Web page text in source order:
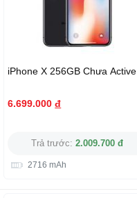
iPhone X 256GB Chưa Active
6.699.000 đ
Trả trước: 2.009.700 đ
2716 mAh